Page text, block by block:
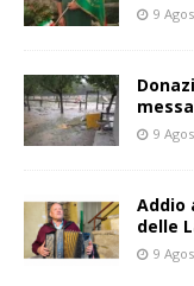
9
9
Addio
delle
9